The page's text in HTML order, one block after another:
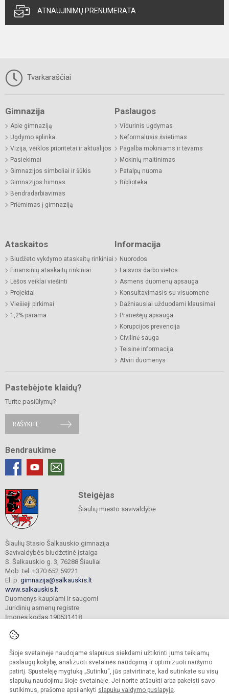
Šioje svetainėje naudojame slapukus siekdami užtikrinti jums teikiamų
paslaugų kokybę, analizuoti svetainės naudojimą ir optimizuoti naršymo
patirtį. Spustelėję mygtuką „Sutinku“, jūs patvirtinate, kad sutinkate su visų
slapukų naudojimu šioje svetainėje. Jei norite atšaukti arba pakeisti savo
sutikimus, prašome apsilankyti slapukų valdymo puslapyje.
ATNAUJINIMŲ PRENUMERATA
Tvarkaraščiai
Gimnazija
Apie gimnaziją
Ugdymo aplinka
Vizija, veiklos prioritetai ir aktualijos
Pasiekimai
Gimnazijos simboliai ir šūkis
Gimnazijos himnas
Bendradarbiavimas
Priėmimas į gimnaziją
Paslaugos
Vidurinis ugdymas
Neformalusis švietimas
Pagalba mokiniams ir tėvams
Mokinių maitinimas
Patalpų nuoma
Biblioteka
Ataskaitos
Biudžeto vykdymo ataskaitų rinkiniai
Finansinių ataskaitų rinkiniai
Lėšos veiklai viešinti
Projektai
Viešieji pirkimai
1,2% parama
Informacija
Nuorodos
Laisvos darbo vietos
Asmens duomenų apsauga
Konsultavimasis su visuomene
Dažniausiai užduodami klausimai
Pranešėjų apsauga
Korupcijos prevencija
Civilinė sauga
Teisinė informacija
Atviri duomenys
Pastebėjote klaidų?
Turite pasiūlymų?
RAŠYKITE
Bendraukime
Steigėjas
Šiaulių miesto savivaldybė
Šiaulių Stasio Šalkauskio gimnazija
Savivaldybės biudžetinė įstaiga
S. Šalkauskio g. 3, 76288 Šiauliai
Mob. tel. +370 652 59221
El. p. gimnazija@salkauskis.lt
www.salkauskis.lt
Duomenys kaupiami ir saugomi
Juridinių asmenų registre
Įmonės kodas 190531418
© 2024. Šiaulių Stasio Šalkauskio gimnazija. Visos teisės saugomos.
Kopijuoti turinį be raštiško gimnazijos sutikimo griežtai draudžiama.
Prieinamumo paraiška Slapukų valdymas